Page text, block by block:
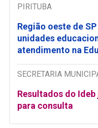
PIRITUBA
Região oeste de
unidades
atendimento na
SECRETARIA
Resultados do
para consulta